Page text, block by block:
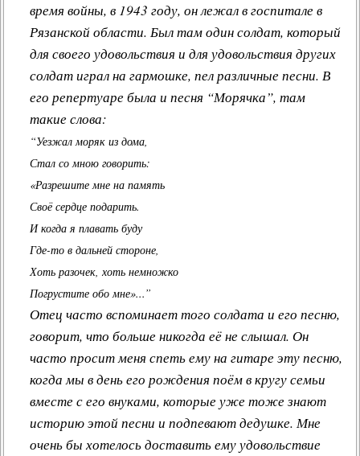
время войны, в 1943 году, он лежал в госпитале в
Рязанской области. Был там один солдат, который
для своего удовольствия и для удовольствия других
солдат играл на гармошке, пел различные песни. В
его репертуаре была и песня “Морячка”, там
такие слова:
“Уезжал моряк из дома,
Стал со мною говорить:
«Разрешите мне на память
Своё сердце подарить.
И когда я плавать буду
Где-то в дальней стороне,
Хоть разочек, хоть немножко
Погрустите обо мне»...”
Отец часто вспоминает того солдата и его песню,
говорит, что больше никогда её не слышал. Он
часто просит меня спеть ему на гитаре эту песню,
когда мы в день его рождения поём в кругу семьи
вместе с его внуками, которые уже тоже знают
историю этой песни и подпевают дедушке. Мне
очень бы хотелось доставить ему удовольствие